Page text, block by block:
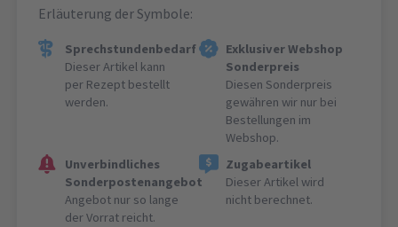
Erläuterung der Symbole:
Sprechstundenbedarf
Dieser Artikel kann
per Rezept bestellt
werden.
Exklusiver Webshop
Sonderpreis
Diesen Sonderpreis
gewähren wir nur bei
Bestellungen im
Webshop.
Unverbindliches
Sonderpostenangebot
Angebot nur so lange
der Vorrat reicht.
Zugabeartikel
Dieser Artikel wird
nicht berechnet.